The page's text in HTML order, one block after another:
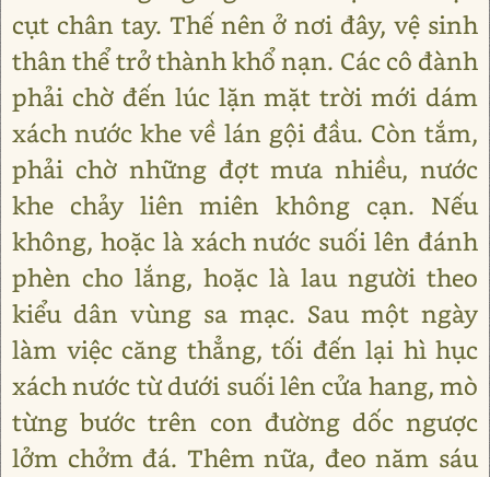
cụt chân tay. Thế nên ở nơi đây, vệ sinh
thân thể trở thành khổ nạn. Các cô đành
phải chờ đến lúc lặn mặt trời mới dám
xách nước khe về lán gội đầu. Còn tắm,
phải chờ những đợt mưa nhiều, nước
khe chảy liên miên không cạn. Nếu
không, hoặc là xách nước suối lên đánh
phèn cho lắng, hoặc là lau người theo
kiểu dân vùng sa mạc. Sau một ngày
làm việc căng thẳng, tối đến lại hì hục
xách nước từ dưới suối lên cửa hang, mò
từng bước trên con đường dốc ngược
lởm chởm đá. Thêm nữa, đeo năm sáu